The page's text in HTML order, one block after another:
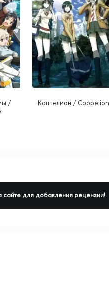
/
Коппелион / Coppelion
сайте для добавления рецензии!